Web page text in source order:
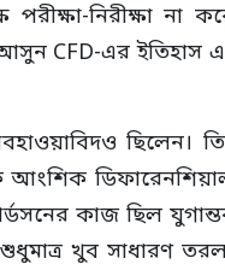
নিরীক্ষা না করেই
CFD-এর ইতিহাস
ছিলেন।
আংশিক
কাজ ছিল
খুব সাধারণ